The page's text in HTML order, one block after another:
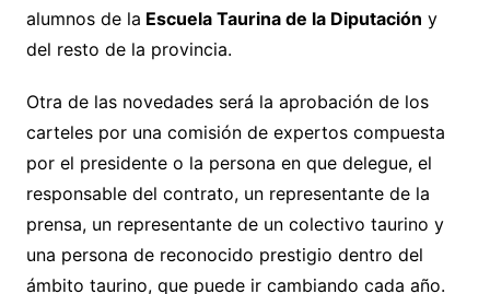
alumnos de la Escuela Taurina de la Diputación y
del resto de la provincia.
Otra de las novedades será la aprobación de los
carteles por una comisión de expertos compuesta
por el presidente o la persona en que delegue, el
responsable del contrato, un representante de la
prensa, un representante de un colectivo taurino y
una persona de reconocido prestigio dentro del
ámbito taurino, que puede ir cambiando cada año.